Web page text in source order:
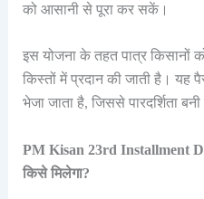
को आसानी से पूरा कर सकें।
इस योजना के तहत पात्र किसानों
किस्तों में प्रदान की जाती है। यह
भेजा जाता है, जिससे पारदर्शिता बनी
PM Kisan 23rd Installment
किसे मिलेगा?